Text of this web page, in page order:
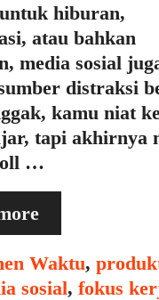
hiburan,
atau bahkan
media sosial
distraksi
kamu niat
tapi akhirnya
…
Bagaimana
Mengatur
Media
Sosial
Waktu,
sosial, fokus